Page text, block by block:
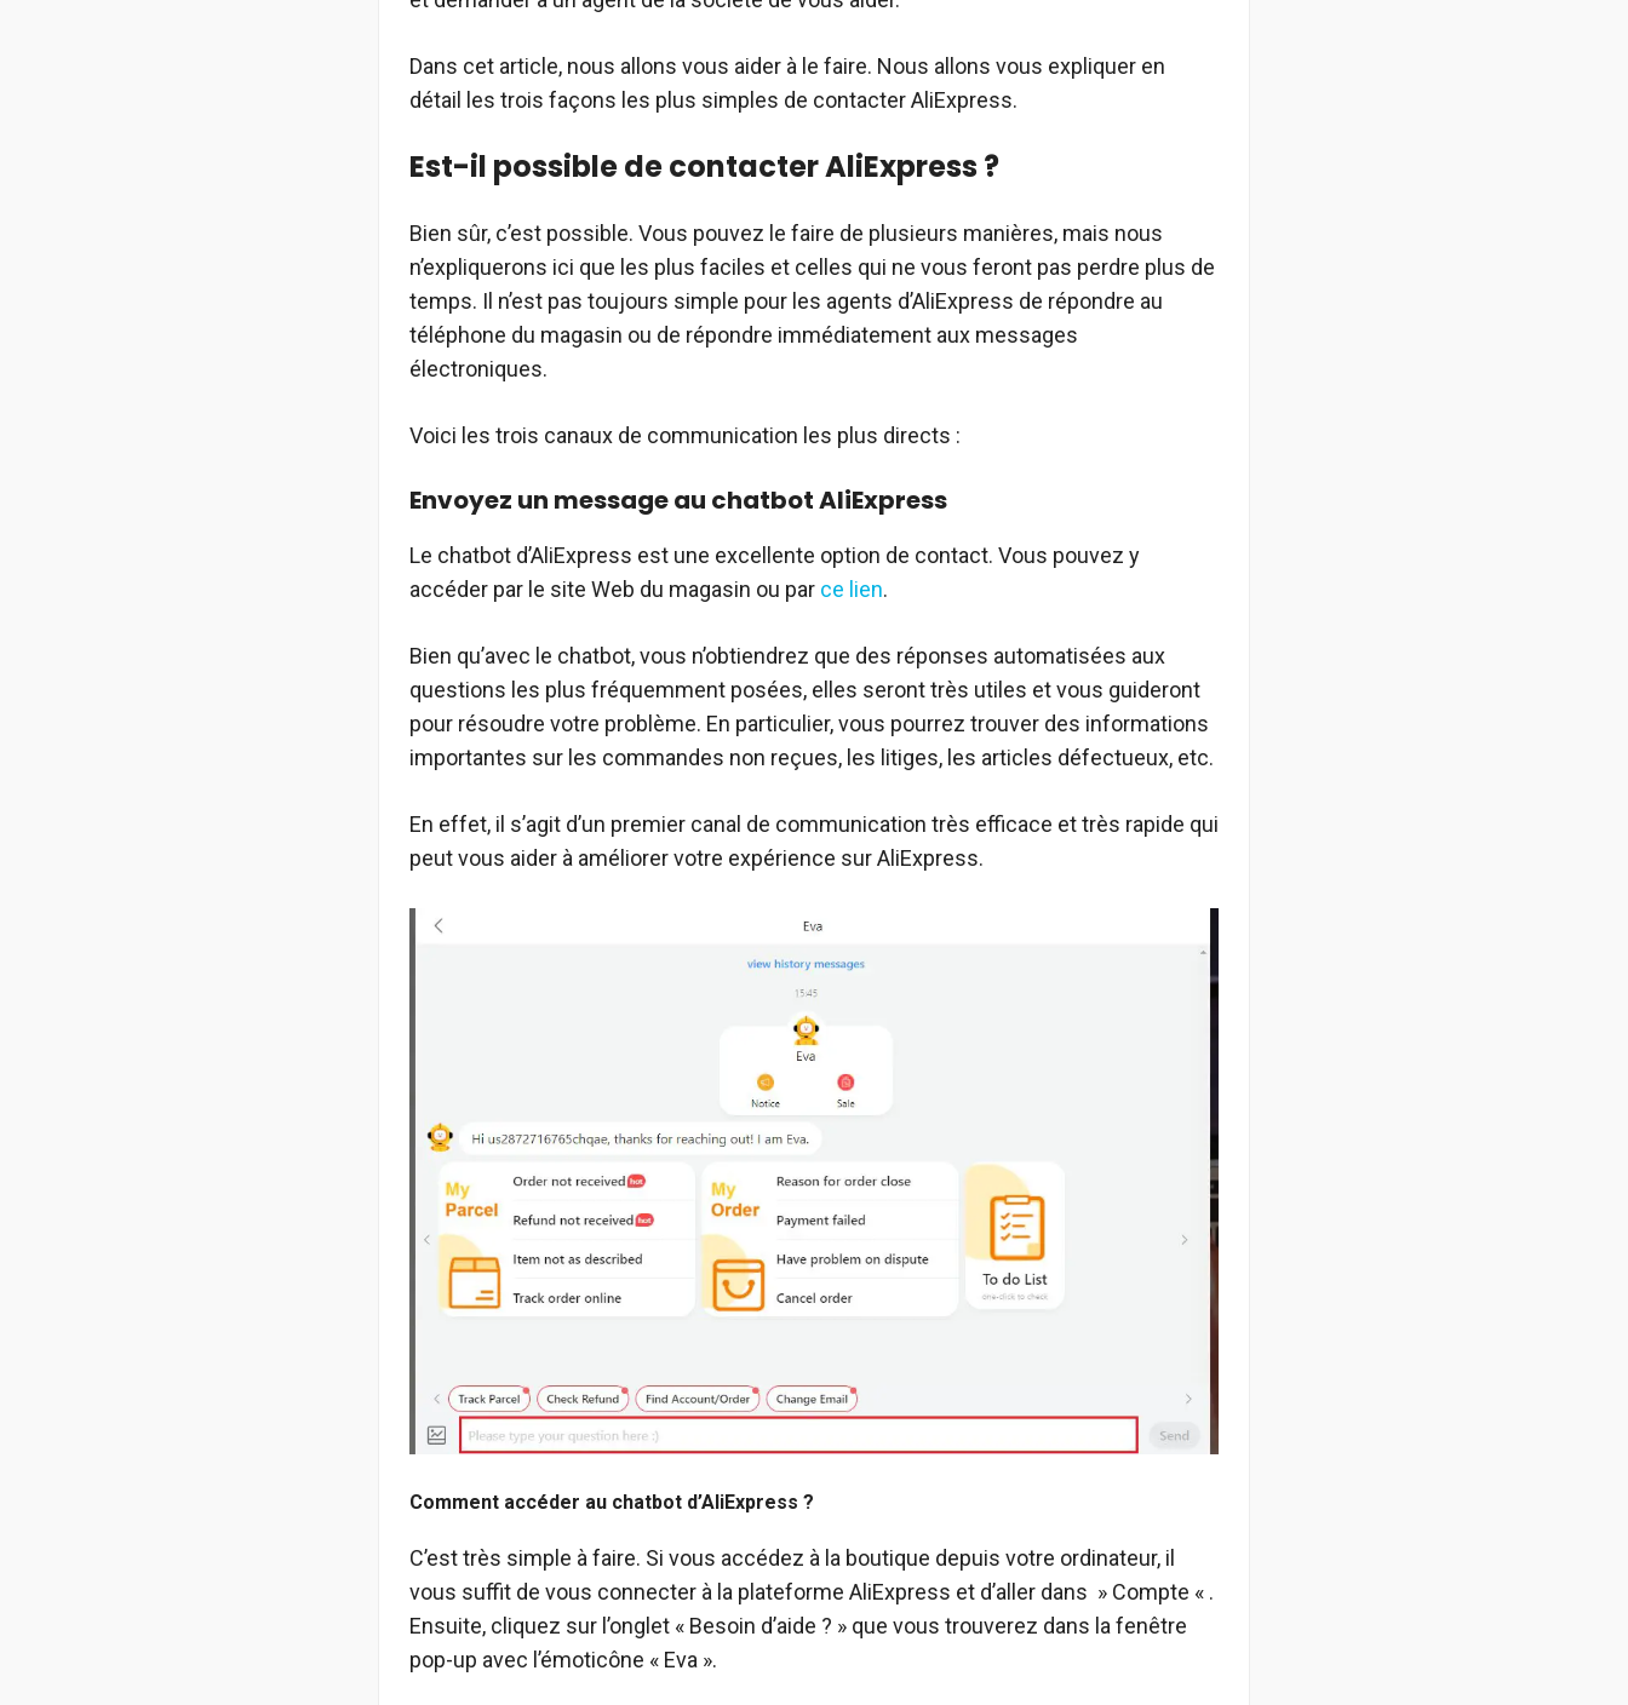
Dans cet article, nous allons vous aider à le faire. Nous allons vous expliquer en
détail les trois façons les plus simples de contacter AliExpress.
Est-il possible de contacter AliExpress ?
Bien sûr, c’est possible. Vous pouvez le faire de plusieurs manières, mais nous
n’expliquerons ici que les plus faciles et celles qui ne vous feront pas perdre plus de
temps. Il n’est pas toujours simple pour les agents d’AliExpress de répondre au
téléphone du magasin ou de répondre immédiatement aux messages
électroniques.
Voici les trois canaux de communication les plus directs :
Envoyez un message au chatbot AliExpress
Le chatbot d’AliExpress est une excellente option de contact. Vous pouvez y
accéder par le site Web du magasin ou par ce lien.
Bien qu’avec le chatbot, vous n’obtiendrez que des réponses automatisées aux
questions les plus fréquemment posées, elles seront très utiles et vous guideront
pour résoudre votre problème. En particulier, vous pourrez trouver des informations
importantes sur les commandes non reçues, les litiges, les articles défectueux, etc.
En effet, il s’agit d’un premier canal de communication très efficace et très rapide qui
peut vous aider à améliorer votre expérience sur AliExpress.
Comment accéder au chatbot d’AliExpress ?
C’est très simple à faire. Si vous accédez à la boutique depuis votre ordinateur, il
vous suffit de vous connecter à la plateforme AliExpress et d’aller dans » Compte « .
Ensuite, cliquez sur l’onglet « Besoin d’aide ? » que vous trouverez dans la fenêtre
pop-up avec l’émoticône « Eva ».